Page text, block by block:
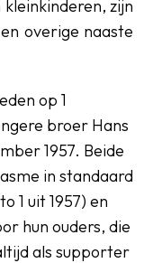
zijn
overige naaste
op 1
broer Hans
1957. Beide
in standaard
1 uit 1957) en
hun ouders, die
als supporter